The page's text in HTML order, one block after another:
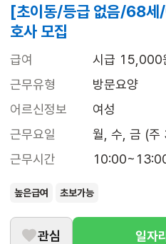
[초이동/등급 없음/68세
호사 모집
급여
시급 15,000
근무유형
방문요양
어르신정보
여성
근무요일
월, 수, 금 (주
근무시간
높은급여 초보가능
관심 일자